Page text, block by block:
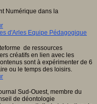
Numérique dans la
Equipe Pédagogique
de ressources
créatifs en lien avec les
sont à expérimenter de 6
ou le temps des loisirs.
Sud-Ouest, membre du
de déontologie